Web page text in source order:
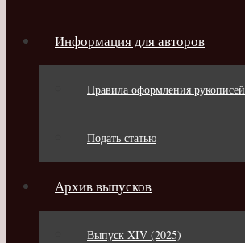
Информация для авторов
Правила оформления рукописей
Подать статью
Архив выпусков
Выпуск XIV (2025)